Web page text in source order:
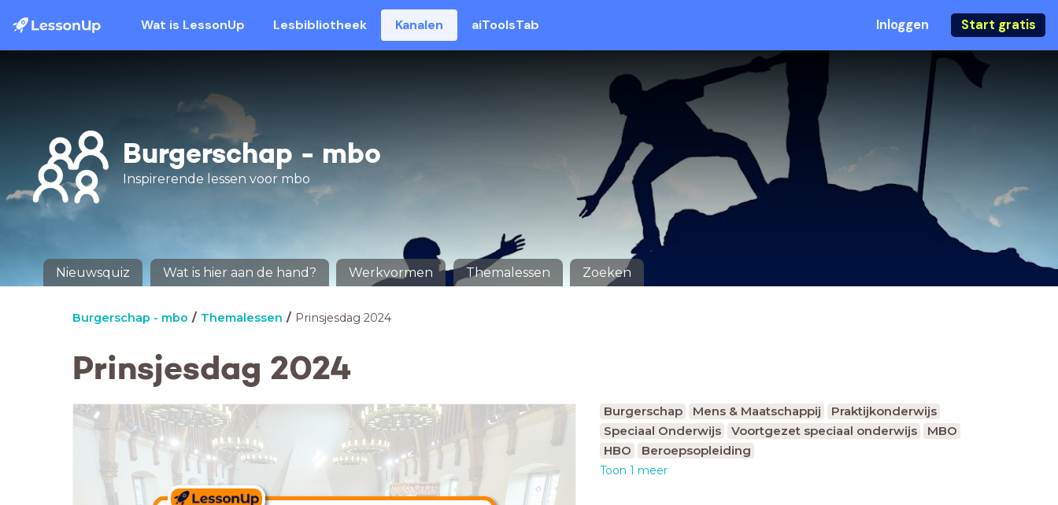
Wat is LessonUp Lesbibliotheek Kanalen aiToolsTab Inloggen Start gratis
Burgerschap - mbo
Inspirerende lessen voor mbo
Nieuwsquiz Wat is hier aan de hand? Werkvormen Themalessen Zoeken
Burgerschap - mbo Themalessen Prinsjesdag 2024
Prinsjesdag 2024
Burgerschap Mens & Maatschappij
Praktijkonderwijs
Speciaal Onderwijs
Voortgezet speciaal onderwijs
MBO
HBO
Beroepsopleiding
Toon 1 meer